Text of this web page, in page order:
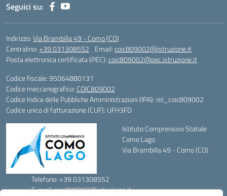
Seguici su:
Indirizzo:Via Brambilla 49 - Como (CO)
Centralino:+39 031308552 Email:coic809002@istruzione.it
Posta elettronica certificata (PEC):coic809002@pec.istruzione.it
Codice fiscale: 95064880131
Codice meccanografico: COIC809002
Codice Indice delle Pubbliche Amministrazioni (IPA): ist_coic809002
Codice unico di fatturazione (CUF): UFH3FD
Istituto Comprensivo Statale
Como Lago
Via Brambilla 49 - Como (CO)
Telefono: +39 031308552
E-mail: coic809002@istruzione.it